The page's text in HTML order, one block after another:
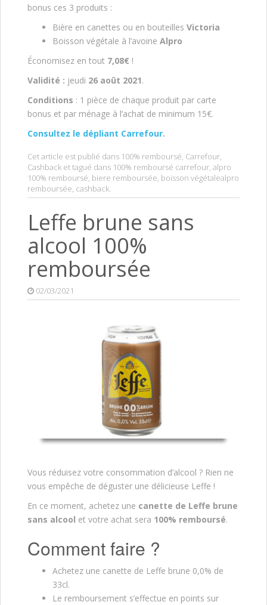
bonus ces 3 produits :
Bière en canettes ou en bouteilles Victoria
Boisson végétale à l’avoine Alpro
Économisez en tout 7,08€ !
Validité : jeudi 26 août 2021.
Conditions : 1 pièce de chaque produit par carte
bonus et par ménage à l’achat de minimum 15€.
Consultez le dépliant Carrefour.
Cet article est publié dans 100% remboursé, Carrefour,
Cashback et tagué dans 100% remboursé carrefour, alpro
100% remboursé, biere remboursée, boisson végétalealpro
remboursée, cashback.
Leffe brune sans
alcool 100%
remboursée
02/03/2021
Vous réduisez votre consommation d’alcool ? Rien ne
vous empêche de déguster une délicieuse Leffe !
En ce moment, achetez une canette de Leffe brune
sans alcool et votre achat sera 100% remboursé.
Comment faire ?
Achetez une canette de Leffe brune 0,0% de
33cl.
Le remboursement s’effectue en points sur